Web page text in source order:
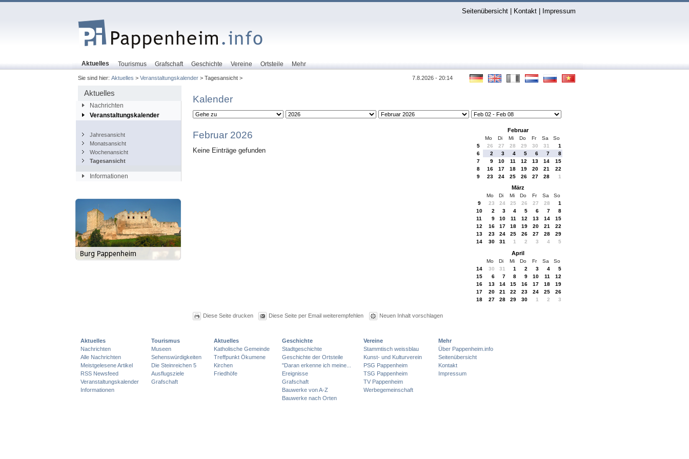
Seitenübersicht| Kontakt| Impressum
Aktuelles Tourismus Grafschaft Geschichte Vereine Ortsteile Mehr
Sie sind hier: Aktuelles > Veranstaltungskalender> Tagesansicht > 7.8.2026 - 20:14
Aktuelles
Nachrichten
Veranstaltungskalender
Jahresansicht
Monatsansicht
Wochenansicht
Tagesansicht
Informationen
Kalender
Februar 2026
Keine Einträge gefunden
Februar
Mo Di Mi Do Fr Sa
So
5
26 27 28 29 30 31
1
6
2 3 4 5 6 7
8
7
9 10 11 12 13 14
15
8
16 17 18 19 20 21
22
9
23 24 25 26 27 28 1
März
Mo Di Mi Do Fr Sa
So
9
23 24 25 26 27 28
1
10
2 3 4 5 6 7
8
11
9 10 11 12 13 14
15
12
16 17 18 19 20 21
22
13
23 24 25 26 27 28
29
14
30 31 1 2 3 4 5
April
Mo Di Mi Do Fr Sa
So
14
30 31 1 2 3 4
5
15
6 7 8 9 10 11
12
16
13 14 15 16 17 18
19
17
20 21 22 23 24 25
26
18
27 28 29 30 1 2 3
Diese Seite drucken Diese Seite per Email weiterempfehlen Neuen Inhalt vorschlagen
Aktuelles
Nachrichten
Alle Nachrichten
Meistgelesene Artikel
RSS Newsfeed
Veranstaltungskalender
Informationen
Tourismus
Museen
Sehenswürdigkeiten
Die Steinreichen 5
Ausflugsziele
Grafschaft
Aktuelles
Katholische Gemeinde
Treffpunkt Ökumene
Kirchen
Friedhöfe
Geschichte
Stadtgeschichte
Geschichte der Ortsteile
"Daran erkenne ich meine...
Ereignisse
Grafschaft
Bauwerke von A-Z
Bauwerke nach Orten
Vereine
Stammtisch weissblau
Kunst- und Kulturverein
PSG Pappenheim
TSG Pappenheim
TV Pappenheim
Werbegemeinschaft
Mehr
Über Pappenheim.info
Seitenübersicht
Kontakt
Impressum